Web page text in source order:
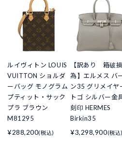
ルイヴィトン LOUIS
VUITTON ショルダ
ーバッグ モノグラム
プティット・サック
プラ ブラウン
M81295
¥288,200(税込)
【訳あり 箱破
為】エルメス バ
ン35 グリメイヤ
トゴ シルバー金
刻印 HERMES
Birkin35
¥3,298,900(税込)